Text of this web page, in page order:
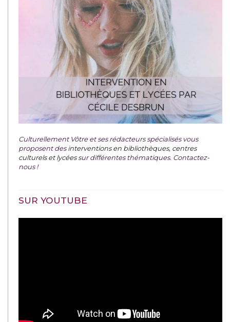
Culturellement Vôtre et ses rédacteurs spécialisés vous
proposent desinterventions en bibliothèques, centres
culturels et lycéessur différentes thématiques. Contactez-
nous !
SUR YOUTUBE